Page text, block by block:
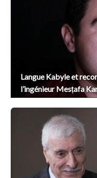
Langue Kabyle et
l’ingénieur Mesṭafa